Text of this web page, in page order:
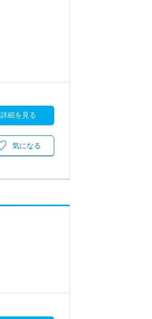
詳細を見る
気になる